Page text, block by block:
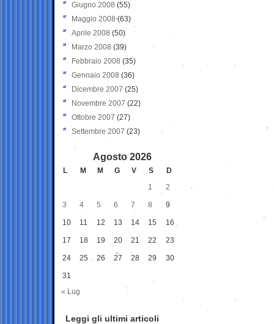
Giugno 2008 (55)
Maggio 2008(63)
Aprile 2008 (50)
Marzo 2008 (39)
Febbraio 2008 (35)
Gennaio 2008 (36)
Dicembre 2007 (25)
Novembre 2007 (22)
Ottobre 2007 (27)
Settembre 2007 (23)
Agosto 2026
L M M G V S
D
1
2
3 4 5 6 7 8 9
10 11 12 13 14 15 16
17 18 19 20 21 22 23
24 25 26 27 28 29 30
31
« Lug
Leggi gli ultimi articoli